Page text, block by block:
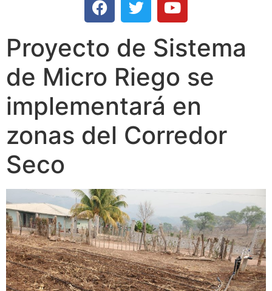
Proyecto de Sistema
de Micro Riego se
implementará en
zonas del Corredor
Seco